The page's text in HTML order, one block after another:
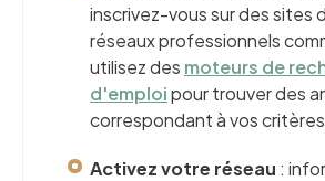
inscrivez-vous sur des sites
réseaux professionnels
utilisez des moteurs de
d'emploipour trouver des
correspondant à vos
Activez votre réseau :